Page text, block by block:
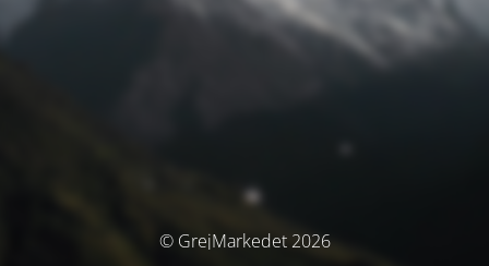
© GrejMarkedet 2026